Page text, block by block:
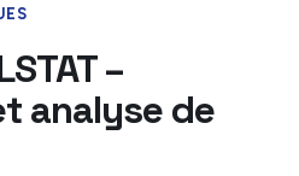
–
analyse de